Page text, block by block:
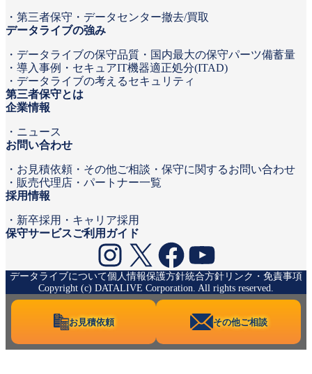
Instagram
X Facebook
YouTube
第三者保守
データセンター撤去/買取
データライブの強み
データライブの保守品質
国内最大の保守パーツ備蓄量
導入事例
セキュアIT機器適正処分(ITAD)
データライブの考えるセキュリティ
第三者保守とは
企業情報
ニュース
お問い合わせ
お見積依頼
その他ご相談・保守に関するお問い合わせ
販売代理店・パートナー一覧
採用情報
新卒採用
キャリア採用
保守サービスご利用ガイド
データライブについて個人情報保護方針統合方針 リンク・免責事項
Copyright (c) DATALIVE Corporation. All rights reserved.
お見積依頼 その他ご相談